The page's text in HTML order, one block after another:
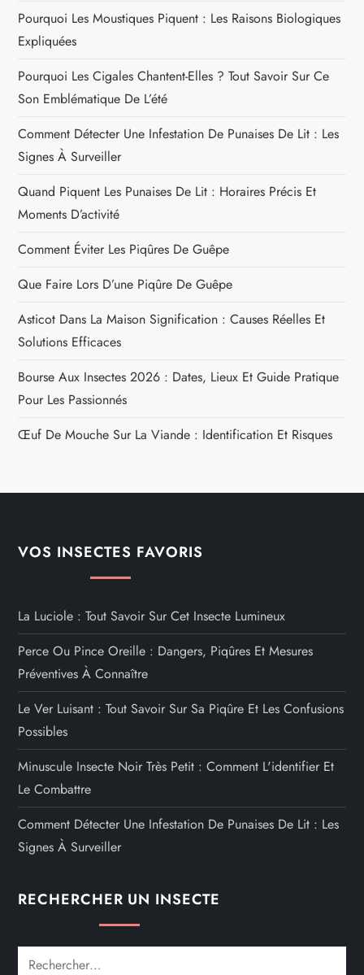
Pourquoi Les Moustiques Piquent : Les Raisons Biologiques
Expliquées
Pourquoi Les Cigales Chantent-Elles ? Tout Savoir Sur Ce
Son Emblématique De L’été
Comment Détecter Une Infestation De Punaises De Lit : Les
Signes À Surveiller
Quand Piquent Les Punaises De Lit : Horaires Précis Et
Moments D’activité
Comment Éviter Les Piqûres De Guêpe
Que Faire Lors D’une Piqûre De Guêpe
Asticot Dans La Maison Signification : Causes Réelles Et
Solutions Efficaces
Bourse Aux Insectes 2026 : Dates, Lieux Et Guide Pratique
Pour Les Passionnés
Œuf De Mouche Sur La Viande : Identification Et Risques
VOS INSECTES FAVORIS
La Luciole : Tout Savoir Sur Cet Insecte Lumineux
Perce Ou Pince Oreille : Dangers, Piqûres Et Mesures
Préventives À Connaître
Le Ver Luisant : Tout Savoir Sur Sa Piqûre Et Les Confusions
Possibles
Minuscule Insecte Noir Très Petit : Comment L'identifier Et
Le Combattre
Comment Détecter Une Infestation De Punaises De Lit : Les
Signes À Surveiller
RECHERCHER UN INSECTE
Rechercher :